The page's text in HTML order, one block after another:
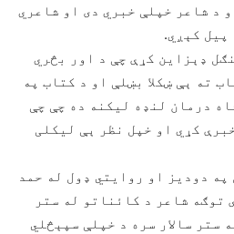
د شاعر خپلې خبري دی او شاعري
پيل کېږي.
ډېزاين کړې چې د اور بڅري
ته ېې ښکلا بښلې او د کتاب په
درمان لنډه ليکنه ده چې چې
کړي او خپل نظر ېې ليکلی
دوديز او روايتي ډول له حمد
توګه شاعر د کائناتو له ستر
ستر سالار سره د خپلې سپېڅلي